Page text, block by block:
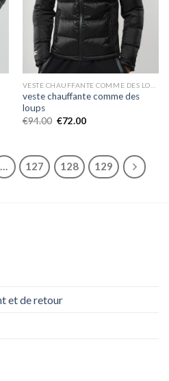
veste chauffante comme des
loups
€94.00 €72.00
… 127 128 129
et de retour